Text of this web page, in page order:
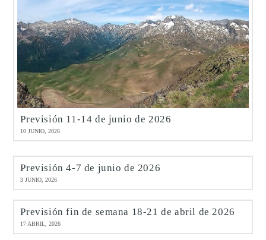
Previsión 11-14 de junio de 2026
10 JUNIO, 2026
Previsión 4-7 de junio de 2026
3 JUNIO, 2026
Previsión fin de semana 18-21 de abril de 2026
17 ABRIL, 2026